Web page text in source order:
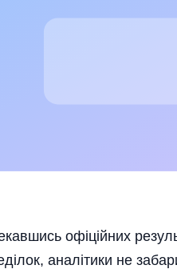
офіційних
аналітики не